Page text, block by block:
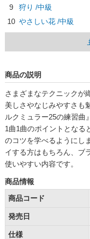
9
狩り /中級
10 やさしい花 /中級
商品の説明
さまざまなテクニックが
美しさやなじみやすさも
ルクミュラー25の練習曲
1曲1曲のポイントとなる
のコツを学べるようにし
イする方はもちろん、ブ
使いやすい内容です。
商品情報
商品コード
発売日
仕様